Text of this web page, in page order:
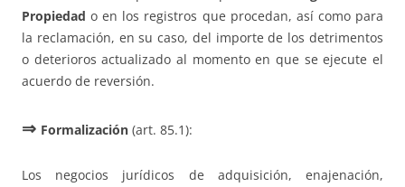
Propiedad o en los registros que procedan, así como para
la reclamación, en su caso, del importe de los detrimentos
o deterioros actualizado al momento en que se ejecute el
acuerdo de reversión.
⇒ Formalización (art. 85.1):
Los negocios jurídicos de adquisición, enajenación,